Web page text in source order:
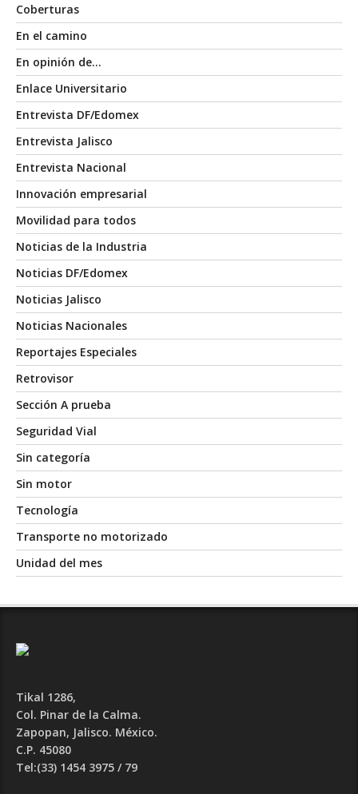
Coberturas
En el camino
En opinión de…
Enlace Universitario
Entrevista DF/Edomex
Entrevista Jalisco
Entrevista Nacional
Innovación empresarial
Movilidad para todos
Noticias de la Industria
Noticias DF/Edomex
Noticias Jalisco
Noticias Nacionales
Reportajes Especiales
Retrovisor
Sección A prueba
Seguridad Vial
Sin categoría
Sin motor
Tecnología
Transporte no motorizado
Unidad del mes
Tikal 1286,
Col. Pinar de la Calma.​
Zapopan, Jalisco. México.
C.P. 45080​
Tel:(33) 1454 3975 / 79